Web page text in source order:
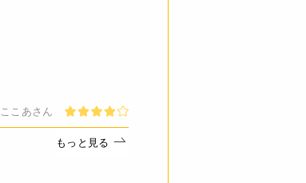
ここあさん
もっと見る